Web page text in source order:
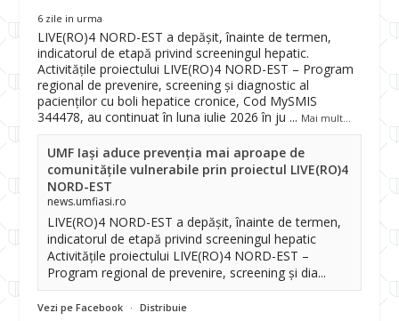
6 zile in urma
LIVE(RO)4 NORD-EST a depășit, înainte de termen,
indicatorul de etapă privind screeningul hepatic.
Activitățile proiectului LIVE(RO)4 NORD-EST – Program
regional de prevenire, screening și diagnostic al
pacienților cu boli hepatice cronice, Cod MySMIS
344478, au continuat în luna iulie 2026 în ju ... Mai mult...
UMF Iași aduce prevenția mai aproape de
comunitățile vulnerabile prin proiectul LIVE(RO)4
NORD-EST
news.umfiasi.ro
LIVE(RO)4 NORD-EST a depășit, înainte de termen,
indicatorul de etapă privind screeningul hepatic
Activitățile proiectului LIVE(RO)4 NORD-EST –
Program regional de prevenire, screening și dia...
Vezi pe Facebook · Distribuie